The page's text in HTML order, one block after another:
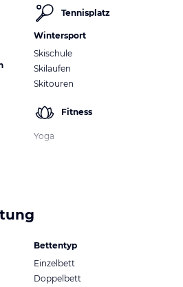
Tennisplatz
Wintersport
Skischule
Skilaufen
Skitouren
Fitness
Yoga
Bettentyp
Einzelbett
Doppelbett